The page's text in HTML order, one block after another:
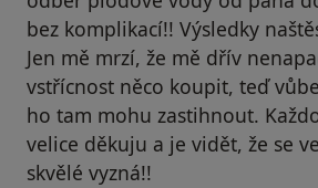
bez komplikací!! Výsledky
Jen mě mrzí, že mě dřív
vstřícnost něco koupit, teď
ho tam mohu zastihnout.
velice děkuju a je vidět, že se
skvělé vyzná!!